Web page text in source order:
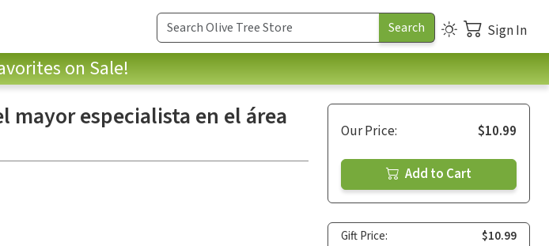
Sign In
on Sale!
mayor especialista en el área
Our Price: $10.99
Add to Cart
Gift Price: $10.99